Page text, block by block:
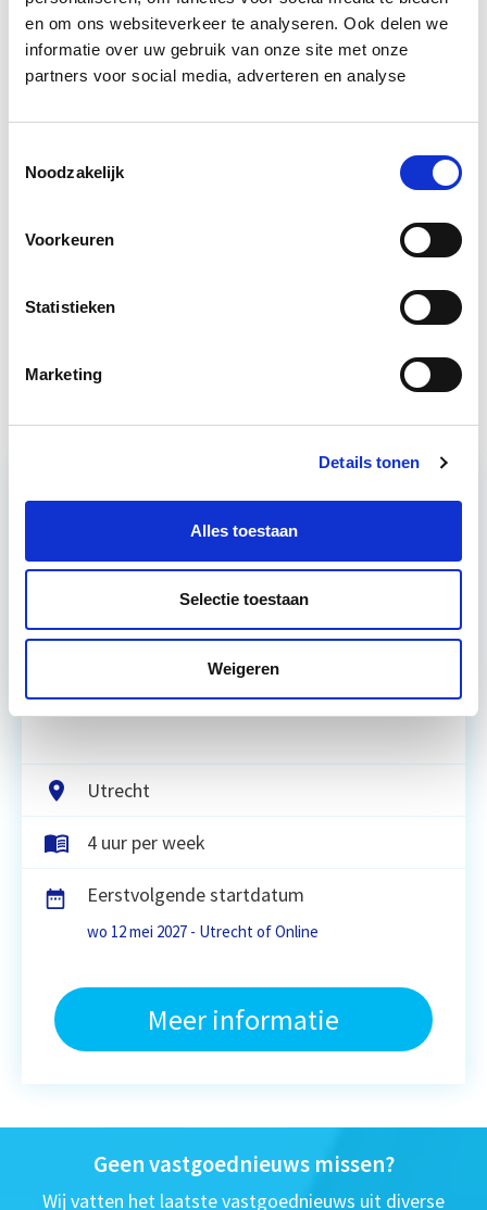
en om ons websiteverkeer te analyseren. Ook delen we
informatie over uw gebruik van onze site met onze
partners voor social media, adverteren en analyse
Noodzakelijk
Voorkeuren
Statistieken
Marketing
Details tonen
Alles toestaan
Selectie toestaan
Weigeren
Bron: fd.nl
Boeiend verhaal? Duik dan eens
in deze opleidingen:
Start wo 9 jun
Vastgoedmanagement Start ma 14 sep
Relevant bij dit artikel
De belangrijkste onderwerpen en het
woonruimte komen aan bod. Het eigen maken van
Utrecht
4 uur per week
Eerstvolgende startdatum
wo 12 mei 2027 - Utrecht of Online
Meer informatie
Geen vastgoednieuws missen?
Wij vatten het laatste vastgoednieuws uit diverse